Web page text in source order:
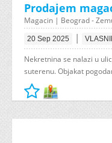
Prodajem
Magacin | Beograd -
20 Sep 2025 |
Nekretnina se nalazi u
suterenu. Objakat